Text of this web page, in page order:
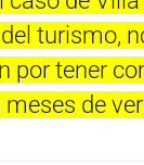
turismo,
tener
de